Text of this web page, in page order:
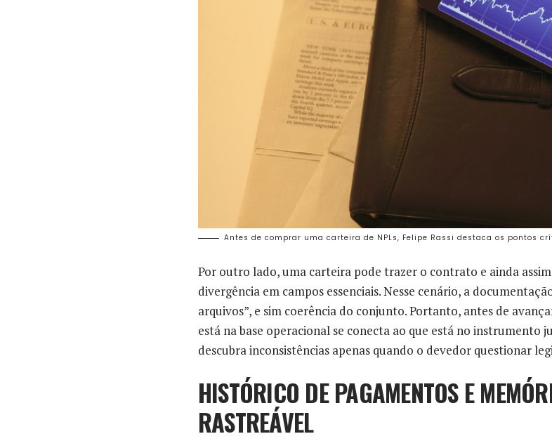
Antes de comprar uma carteira de NPLs, Felipe Rassi destaca os pontos
Por outro lado, uma carteira pode trazer o contrato e ainda
divergência em campos essenciais. Nesse cenário, a
arquivos”, e sim coerência do conjunto. Portanto, antes de
está na base operacional se conecta ao que está no instrumento
descubra inconsistências apenas quando o devedor questionar
HISTÓRICO DE PAGAMENTOS E
RASTREÁVEL